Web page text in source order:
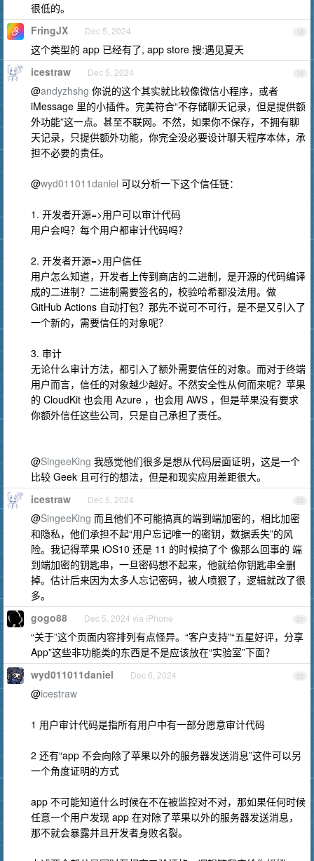
很低的。
18
FringJX Dec 5, 2024
这个类型的 app 已经有了, app store 搜:遇见夏天
19
icestraw Dec 5, 2024
@andyzhshg 你说的这个其实就比较像微信小程序，或者
iMessage 里的小插件。完美符合“不存储聊天记录，但是提供额
外功能”这一点。甚至不联网。不然，如果你不保存，不拥有聊
天记录，只提供额外功能，你完全没必要设计聊天程序本体，承
担不必要的责任。
@wyd011011daniel 可以分析一下这个信任链：
1. 开发者开源=>用户可以审计代码
用户会吗？每个用户都审计代码吗？
2. 开发者开源=>用户信任
用户怎么知道，开发者上传到商店的二进制，是开源的代码编译
成的二进制？二进制需要签名的，校验哈希都没法用。做
GitHub Actions 自动打包？那先不说可不可行，是不是又引入了
一个新的，需要信任的对象呢？
3. 审计
无论什么审计方法，都引入了额外需要信任的对象。而对于终端
用户而言，信任的对象越少越好。不然安全性从何而来呢？苹果
的 CloudKit 也会用 Azure ，也会用 AWS ，但是苹果没有要求
你额外信任这些公司，只是自己承担了责任。
@SingeeKing 我感觉他们很多是想从代码层面证明，这是一个
比较 Geek 且可行的想法，但是和现实应用差距很大。
20
icestraw Dec 5, 2024
@SingeeKing 而且他们不可能搞真的端到端加密的，相比加密
和隐私，他们承担不起“用户忘记唯一的密钥，数据丢失”的风
险。我记得苹果 iOS10 还是 11 的时候搞了个 像那么回事的 端
到端加密的钥匙串，一旦密码想不起来，他就给你钥匙串全删
掉。估计后来因为太多人忘记密码，被人喷狠了，逻辑就改了很
多。
21
gogo88 Dec 5, 2024 via iPhone
“关于”这个页面内容排列有点怪异。“客户支持”“五星好评，分享
App”这些非功能类的东西是不是应该放在“实验室”下面？
22
wyd011011daniel Dec 6, 2024
@icestraw
1 用户审计代码是指所有用户中有一部分愿意审计代码
2 还有“app 不会向除了苹果以外的服务器发送消息”这件可以另
一个角度证明的方式
app 不可能知道什么时候在不在被监控对不对，那如果任何时候
任意一个用户发现 app 在对除了苹果以外的服务器发送消息，
那不就会暴露并且开发者身败名裂。